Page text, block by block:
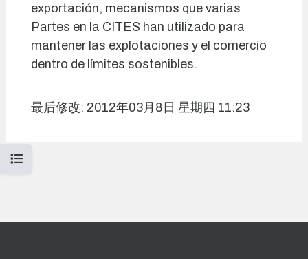
打开课程索引
exportación, mecanismos que varias
Partes en la CITES han utilizado para
mantener las explotaciones y el comercio
dentro de límites sostenibles.
最后修改: 2012年03月8日 星期四 11:23